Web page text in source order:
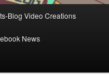
Blog Video Creations
News